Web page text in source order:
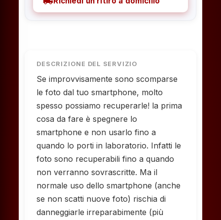
DESCRIZIONE DEL SERVIZIO
Se improvvisamente sono scomparse
le foto dal tuo smartphone, molto
spesso possiamo recuperarle! la prima
cosa da fare è spegnere lo
smartphone e non usarlo fino a
quando lo porti in laboratorio. Infatti le
foto sono recuperabili fino a quando
non verranno sovrascritte. Ma il
normale uso dello smartphone (anche
se non scatti nuove foto) rischia di
danneggiarle irreparabimente (più